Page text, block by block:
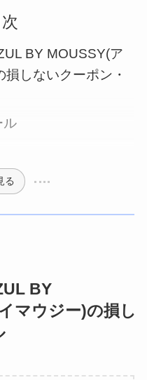
次
BY MOUSSY(ア
しないクーポン・
ル
る
BY
マウジー)の損し